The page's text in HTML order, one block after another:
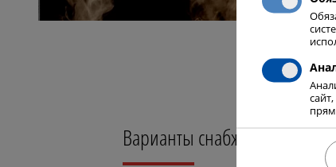
Варианты снабжения